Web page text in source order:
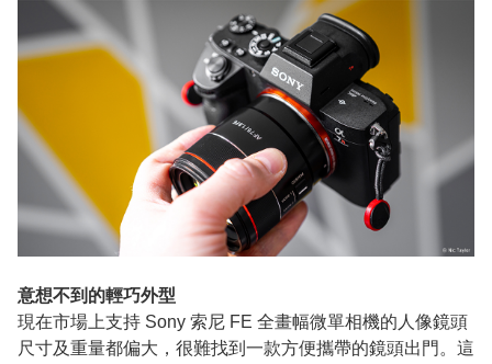
意想不到的輕巧外型
現在市場上支持 Sony 索尼 FE 全畫幅微單相機的人像鏡頭
尺寸及重量都偏大，很難找到一款方便攜帶的鏡頭出門。這